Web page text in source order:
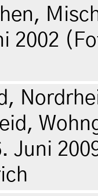
2002
Juni